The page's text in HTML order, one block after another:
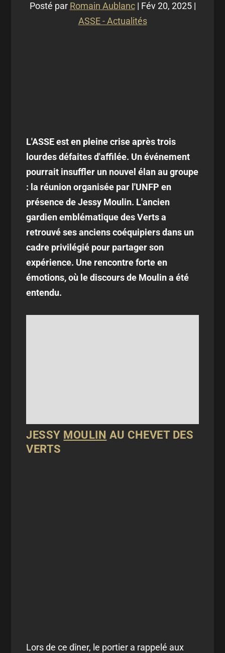
Posté par Romain Aublanc| Fév 20, 2025|
ASSE - Actualités
L'ASSE est en pleine crise après trois
lourdes défaites d'affilée. Un événement
pourrait insuffler un nouvel élan au groupe
: la réunion organisée par l'UNFP en
présence de Jessy Moulin. L'ancien
gardien emblématique des Verts a
retrouvé ses anciens coéquipiers dans un
cadre privilégié pour partager son
expérience. Une rencontre forte en
émotions, où le discours de Moulin a été
entendu.
JESSY MOULIN AU CHEVET DES
VERTS
Lors de ce dîner, le portier a rappelé aux